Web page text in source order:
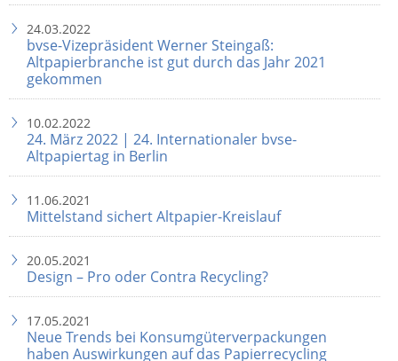
24.03.2022
bvse-Vizepräsident Werner Steingaß:
Altpapierbranche ist gut durch das Jahr 2021
gekommen
10.02.2022
24. März 2022 | 24. Internationaler bvse-
Altpapiertag in Berlin
11.06.2021
Mittelstand sichert Altpapier-Kreislauf
20.05.2021
Design – Pro oder Contra Recycling?
17.05.2021
Neue Trends bei Konsumgüterverpackungen
haben Auswirkungen auf das Papierrecycling